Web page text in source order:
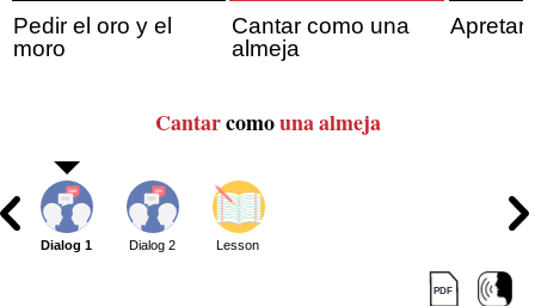
Pedir el oro y el
moro
Cantar como una
almeja
Cantarcomouna almeja
Dialog 1 Dialog 2 Lesson